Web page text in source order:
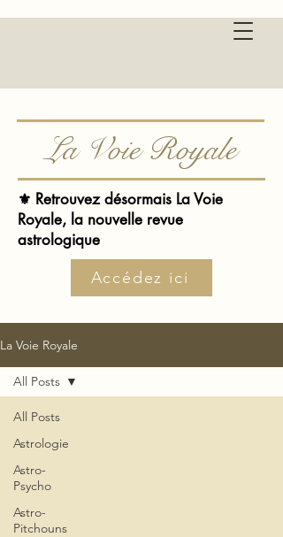
La Voie Royale
⚜️ Retrouvez désormais La Voie
Royale, la nouvelle revue
astrologique
Accédez ici
La Voie Royale
All Posts
Astrologie
Astro-
Psycho
Astro-
Pitchouns
All Posts